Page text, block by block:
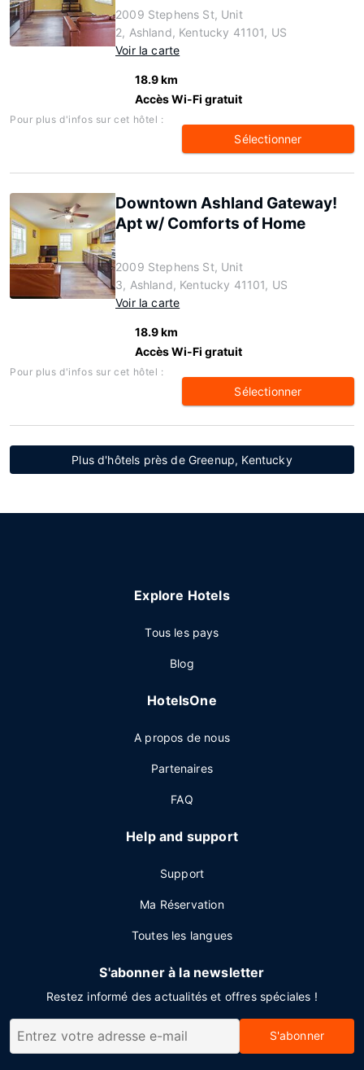
2009 Stephens St, Unit
2, Ashland, Kentucky 41101, US
Voir la carte
18.9 km
Accès Wi-Fi gratuit
Pour plus d'infos sur cet hôtel :
Sélectionner
Downtown Ashland Gateway!
Apt w/ Comforts of Home
2009 Stephens St, Unit
3, Ashland, Kentucky 41101, US
Voir la carte
18.9 km
Accès Wi-Fi gratuit
Pour plus d'infos sur cet hôtel :
Sélectionner
Plus d'hôtels près de Greenup, Kentucky
Explore Hotels
Tous les pays
Blog
HotelsOne
A propos de nous
Partenaires
FAQ
Help and support
Support
Ma Réservation
Toutes les langues
S'abonner à la newsletter
Restez informé des actualités et offres spéciales !
S'abonner